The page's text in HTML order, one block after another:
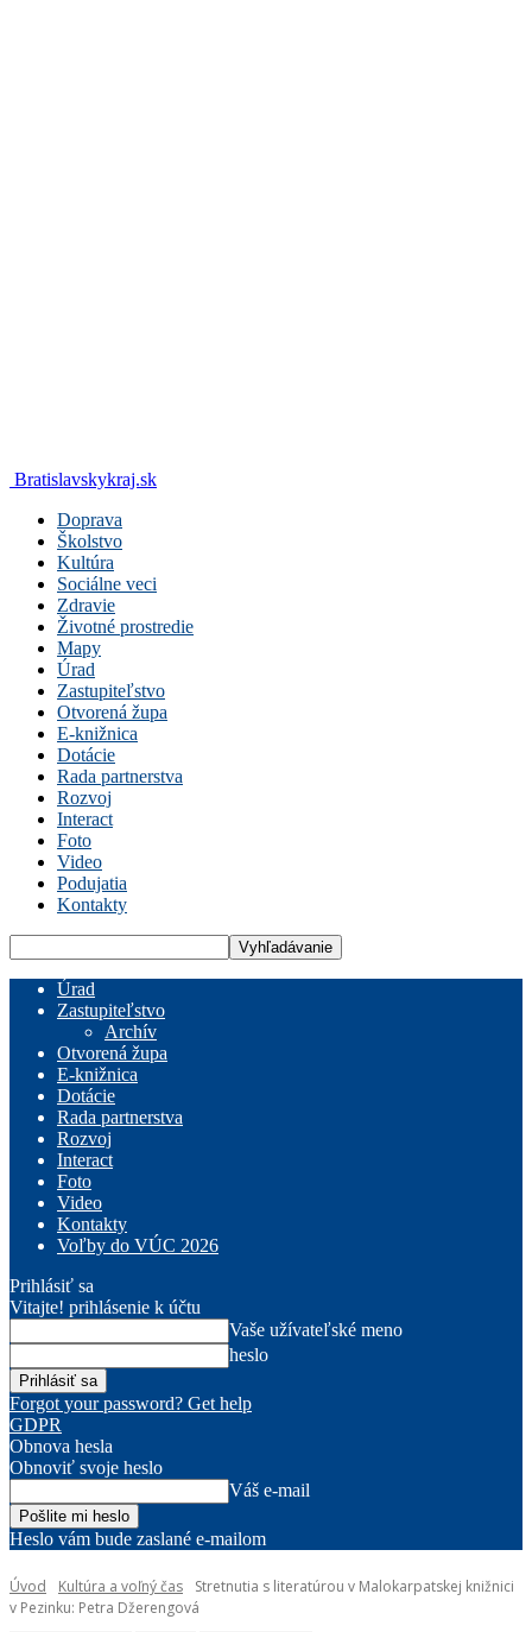
Bratislavskykraj.sk
Doprava
Školstvo
Kultúra
Sociálne veci
Zdravie
Životné prostredie
Mapy
Úrad
Zastupiteľstvo
Otvorená župa
E-knižnica
Dotácie
Rada partnerstva
Rozvoj
Interact
Foto
Video
Podujatia
Kontakty
Úrad
Zastupiteľstvo
Archív
Otvorená župa
E-knižnica
Dotácie
Rada partnerstva
Rozvoj
Interact
Foto
Video
Kontakty
Voľby do VÚC 2026
Prihlásiť sa
Vitajte! prihlásenie k účtu
Vaše užívateľské meno
heslo
Forgot your password? Get help
GDPR
Obnova hesla
Obnoviť svoje heslo
Váš e-mail
Heslo vám bude zaslané e-mailom
Úvod Kultúra a voľný čas
Stretnutia s literatúrou v Malokarpatskej knižnici
v Pezinku: Petra Džerengová